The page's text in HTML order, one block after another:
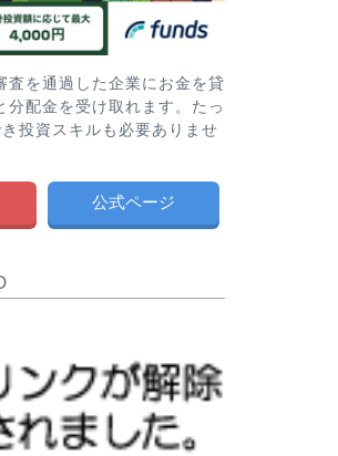
査を通過した企業にお金を貸
分配金を受け取れます。たっ
投資スキルも必要ありませ
公式ページ